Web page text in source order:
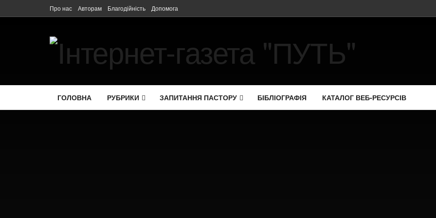
Про нас Авторам Благодійність Допомога
ГОЛОВНА РУБРИКИ ЗАПИТАННЯ ПАСТОРУ БІБЛІОГРАФІЯ КАТАЛОГ ВЕБ-РЕСУРСІВ